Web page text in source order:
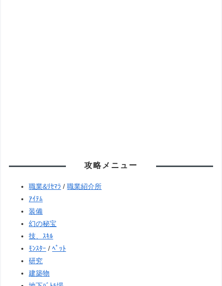
攻略メニュー
職業&ﾘｾﾏﾗ /職業紹介所
ｱｲﾃﾑ
装備
幻の秘宝
技、ｽｷﾙ
ﾓﾝｽﾀｰ /ﾍﾟｯﾄ
研究
建築物